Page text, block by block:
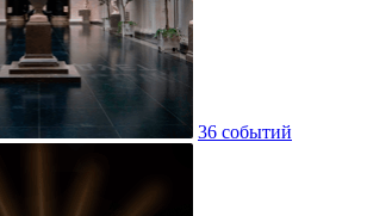
36 событий